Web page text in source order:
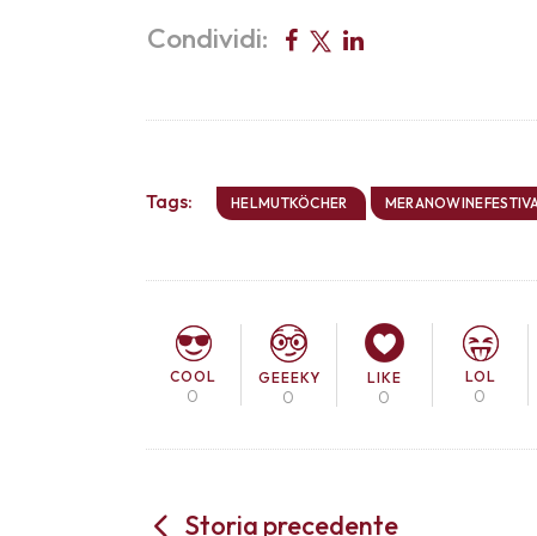
Condividi:
Tags: HELMUTKÖCHER
COOL
0
GEEEKY
0
LIKE
0
LOL
0
Storia precedente